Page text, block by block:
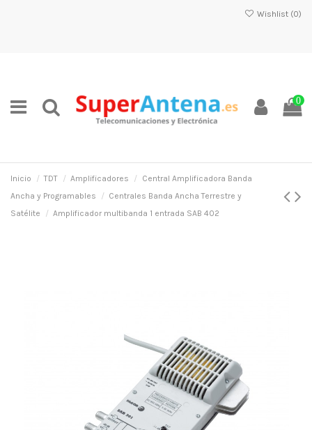
Wishlist (0)
0
Inicio TDT Amplificadores
Central Amplificadora Banda
Ancha y Programables
Centrales Banda Ancha Terrestre y
Satélite
Amplificador multibanda 1 entrada SAB 402